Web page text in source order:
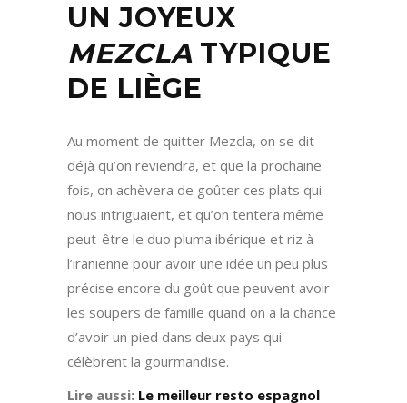
UN JOYEUX
MEZCLATYPIQUE
DE LIÈGE
Au moment de quitter Mezcla, on se dit
déjà qu’on reviendra, et que la prochaine
fois, on achèvera de goûter ces plats qui
nous intriguaient, et qu’on tentera même
peut-être le duo pluma ibérique et riz à
l’iranienne pour avoir une idée un peu plus
précise encore du goût que peuvent avoir
les soupers de famille quand on a la chance
d’avoir un pied dans deux pays qui
célèbrent la gourmandise.
Lire aussi: Le meilleur resto espagnol